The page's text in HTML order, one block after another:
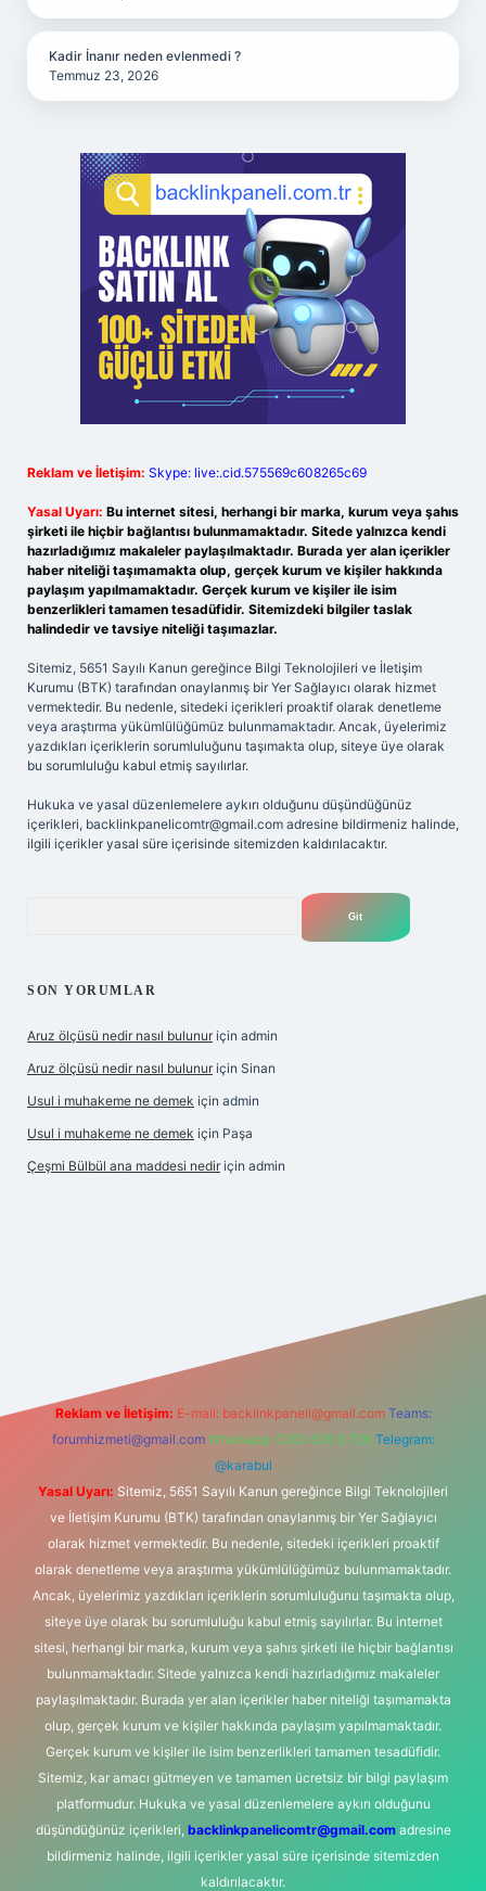
Kadir İnanır neden evlenmedi ?
Temmuz 23, 2026
Reklam ve İletişim: Skype: live:.cid.575569c608265c69
Yasal Uyarı: Bu internet sitesi, herhangi bir marka, kurum veya şahıs
şirketi ile hiçbir bağlantısı bulunmamaktadır. Sitede yalnızca kendi
hazırladığımız makaleler paylaşılmaktadır. Burada yer alan içerikler
haber niteliği taşımamakta olup, gerçek kurum ve kişiler hakkında
paylaşım yapılmamaktadır. Gerçek kurum ve kişiler ile isim
benzerlikleri tamamen tesadüfidir. Sitemizdeki bilgiler taslak
halindedir ve tavsiye niteliği taşımazlar.
Sitemiz, 5651 Sayılı Kanun gereğince Bilgi Teknolojileri ve İletişim
Kurumu (BTK) tarafından onaylanmış bir Yer Sağlayıcı olarak hizmet
vermektedir. Bu nedenle, sitedeki içerikleri proaktif olarak denetleme
veya araştırma yükümlülüğümüz bulunmamaktadır. Ancak, üyelerimiz
yazdıkları içeriklerin sorumluluğunu taşımakta olup, siteye üye olarak
bu sorumluluğu kabul etmiş sayılırlar.
Hukuka ve yasal düzenlemelere aykırı olduğunu düşündüğünüz
içerikleri, backlinkpanelicomtr@gmail.com adresine bildirmeniz halinde,
ilgili içerikler yasal süre içerisinde sitemizden kaldırılacaktır.
SON YORUMLAR
Aruz ölçüsü nedir nasıl bulunur için admin
Aruz ölçüsü nedir nasıl bulunur için Sinan
Usul i muhakeme ne demek için admin
Usul i muhakeme ne demek için Paşa
Çeşmi Bülbül ana maddesi nedir için admin
Reklam ve İletişim: E-mail: backlinkpaneli@gmail.com Teams:
forumhizmeti@gmail.com Whatsapp: 0262 606 0 726 Telegram:
@karabul
Yasal Uyarı: Sitemiz, 5651 Sayılı Kanun gereğince Bilgi Teknolojileri
ve İletişim Kurumu (BTK) tarafından onaylanmış bir Yer Sağlayıcı
olarak hizmet vermektedir. Bu nedenle, sitedeki içerikleri proaktif
olarak denetleme veya araştırma yükümlülüğümüz bulunmamaktadır.
Ancak, üyelerimiz yazdıkları içeriklerin sorumluluğunu taşımakta olup,
siteye üye olarak bu sorumluluğu kabul etmiş sayılırlar. Bu internet
sitesi, herhangi bir marka, kurum veya şahıs şirketi ile hiçbir bağlantısı
bulunmamaktadır. Sitede yalnızca kendi hazırladığımız makaleler
paylaşılmaktadır. Burada yer alan içerikler haber niteliği taşımamakta
olup, gerçek kurum ve kişiler hakkında paylaşım yapılmamaktadır.
Gerçek kurum ve kişiler ile isim benzerlikleri tamamen tesadüfidir.
Sitemiz, kar amacı gütmeyen ve tamamen ücretsiz bir bilgi paylaşım
platformudur. Hukuka ve yasal düzenlemelere aykırı olduğunu
düşündüğünüz içerikleri, backlinkpanelicomtr@gmail.comadresine
bildirmeniz halinde, ilgili içerikler yasal süre içerisinde sitemizden
kaldırılacaktır.